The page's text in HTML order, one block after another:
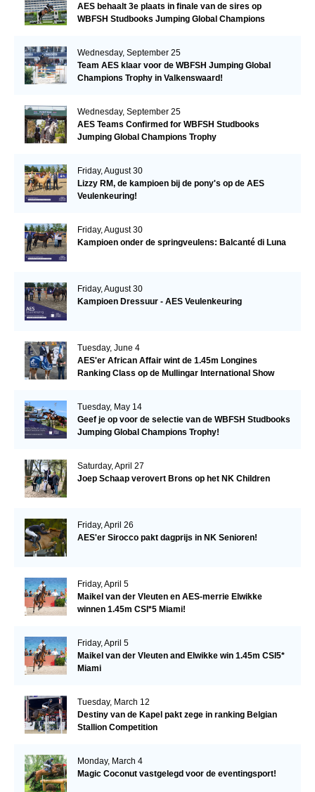
AES behaalt 3e plaats in finale van de sires op
WBFSH Studbooks Jumping Global Champions
Wednesday, September 25
Team AES klaar voor de WBFSH Jumping Global
Champions Trophy in Valkenswaard!
Wednesday, September 25
AES Teams Confirmed for WBFSH Studbooks
Jumping Global Champions Trophy
Friday, August 30
Lizzy RM, de kampioen bij de pony's op de AES
Veulenkeuring!
Friday, August 30
Kampioen onder de springveulens: Balcanté di Luna
Friday, August 30
Kampioen Dressuur - AES Veulenkeuring
Tuesday, June 4
AES'er African Affair wint de 1.45m Longines
Ranking Class op de Mullingar International Show
Tuesday, May 14
Geef je op voor de selectie van de WBFSH Studbooks
Jumping Global Champions Trophy!
Saturday, April 27
Joep Schaap verovert Brons op het NK Children
Friday, April 26
AES'er Sirocco pakt dagprijs in NK Senioren!
Friday, April 5
Maikel van der Vleuten en AES-merrie Elwikke
winnen 1.45m CSI*5 Miami!
Friday, April 5
Maikel van der Vleuten and Elwikke win 1.45m CSI5*
Miami
Tuesday, March 12
Destiny van de Kapel pakt zege in ranking Belgian
Stallion Competition
Monday, March 4
Magic Coconut vastgelegd voor de eventingsport!